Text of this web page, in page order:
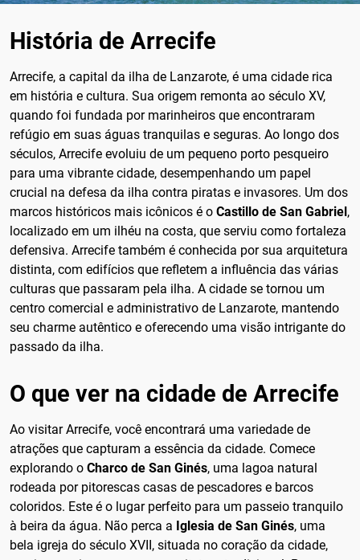
História de Arrecife
Arrecife, a capital da ilha de Lanzarote, é uma cidade rica
em história e cultura. Sua origem remonta ao século XV,
quando foi fundada por marinheiros que encontraram
refúgio em suas águas tranquilas e seguras. Ao longo dos
séculos, Arrecife evoluiu de um pequeno porto pesqueiro
para uma vibrante cidade, desempenhando um papel
crucial na defesa da ilha contra piratas e invasores. Um dos
marcos históricos mais icônicos é o Castillo de San Gabriel,
localizado em um ilhéu na costa, que serviu como fortaleza
defensiva. Arrecife também é conhecida por sua arquitetura
distinta, com edifícios que refletem a influência das várias
culturas que passaram pela ilha. A cidade se tornou um
centro comercial e administrativo de Lanzarote, mantendo
seu charme autêntico e oferecendo uma visão intrigante do
passado da ilha.
O que ver na cidade de Arrecife
Ao visitar Arrecife, você encontrará uma variedade de
atrações que capturam a essência da cidade. Comece
explorando o Charco de San Ginés, uma lagoa natural
rodeada por pitorescas casas de pescadores e barcos
coloridos. Este é o lugar perfeito para um passeio tranquilo
à beira da água. Não perca a Iglesia de San Ginés, uma
bela igreja do século XVII, situada no coração da cidade,